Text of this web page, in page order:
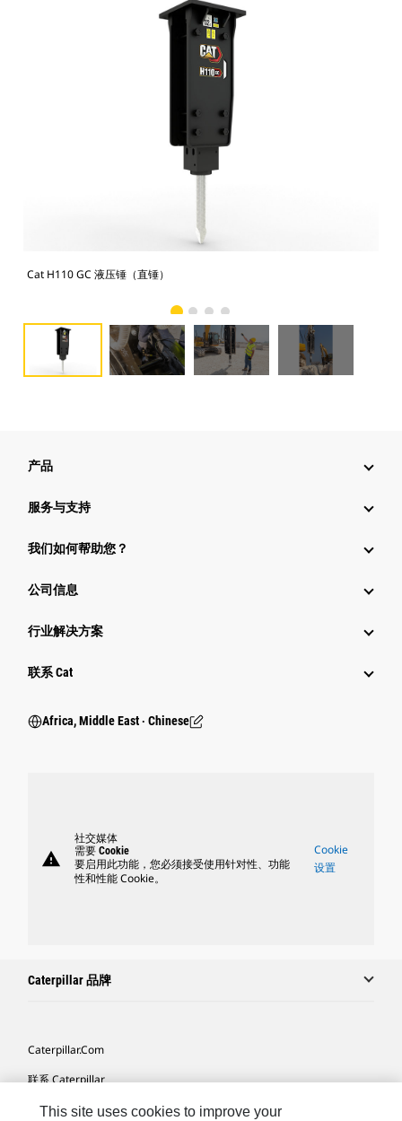
Cat H110 GC 液压锤（直锤）
产品
服务与支持
我们如何帮助您？
公司信息
行业解决方案
行业
联系 Cat
Africa, Middle East ‧ Chinese
warning
社交媒体
需要 Cookie
要启用此功能，您必须接受使用针对性、功能
性和性能 Cookie。
Cookie
设置
Caterpillar 品牌
Caterpillar.com
联系 Caterpillar
我的营销首选项
This site uses cookies to improve your